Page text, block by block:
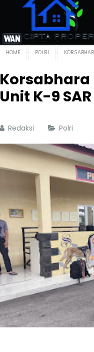
HOME POLRI
Korsabhara
Unit K-9
Redaksi Polri